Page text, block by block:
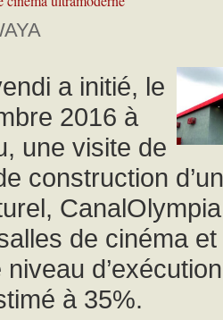
a initié, le
2016 à
une visite de
construction d’un
de cinéma et
à 35%.